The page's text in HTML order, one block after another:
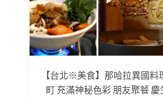
【台北※美食】那哈拉異國料
町 充滿神秘色彩 朋友聚餐